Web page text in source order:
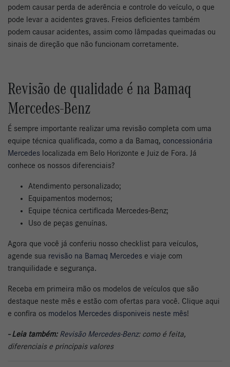
podem causar perda de aderência e controle do veículo, o que
pode levar a acidentes graves. Freios deficientes também
podem causar acidentes, assim como lâmpadas queimadas ou
sinais de direção que não funcionam corretamente.
Revisão de qualidade é na Bamaq
Mercedes-Benz
É sempre importante realizar uma revisão completa com uma
equipe técnica qualificada, como a da Bamaq, concessionária
Mercedes localizada em Belo Horizonte e Juiz de Fora. Já
conhece os nossos diferenciais?
Atendimento personalizado;
Equipamentos modernos;
Equipe técnica certificada Mercedes-Benz;
Uso de peças genuínas.
Agora que você já conferiu nosso checklist para veículos,
agende sua revisão na Bamaq Mercedes e viaje com
tranquilidade e segurança.
Receba em primeira mão os modelos de veículos que são
destaque neste mês e estão com ofertas para você. Clique aqui
e confira os modelos Mercedes disponiveis neste mês!
- Leia também: Revisão Mercedes-Benz: como é feita,
diferenciais e principais valores